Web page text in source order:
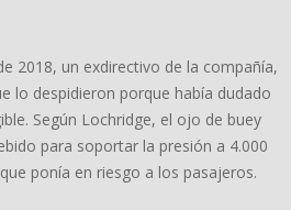
2018, un exdirectivo de la compañía,
lo despidieron porque había dudado
Según Lochridge, el ojo de buey
para soportar la presión a 4.000
ponía en riesgo a los pasajeros.